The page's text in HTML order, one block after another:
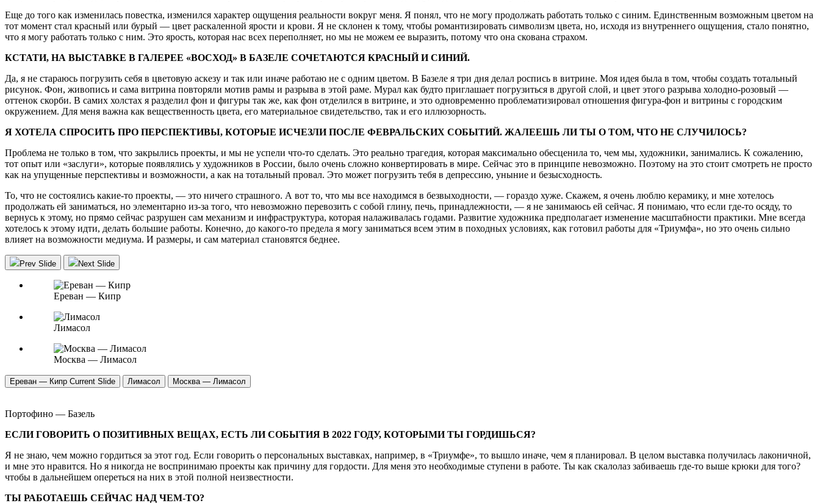
Еще до того как изменилась повестка, изменился характер ощущения реальности вокруг меня. Я понял, что не могу продолжать работать только с синим. Единственным возможным цветом на
тот момент стал красный или бурый — цвет раскаленной ярости и крови. Я не склонен к тому, чтобы романтизировать символизм цвета, но, исходя из внутреннего ощущения, стало понятно,
что я могу работать только с ним. Это ярость, которая нас всех переполняет, но мы не можем ее выразить, потому что она скована страхом.
КСТАТИ, НА ВЫСТАВКЕ В ГАЛЕРЕЕ «ВОСХОД» В БАЗЕЛЕ СОЧЕТАЮТСЯ КРАСНЫЙ И СИНИЙ.
Да, я не стараюсь погрузить себя в цветовую аскезу и так или иначе работаю не с одним цветом. В Базеле я три дня делал роспись в витрине. Моя идея была в том, чтобы создать тотальный
рисунок. Фон, живопись и сама витрина повторяли мотив рамы и разрыва в этой раме. Мурал как будто приглашает погрузиться в другой слой, и цвет этого разрыва холодно-розовый —
оттенок скорби. В самих холстах я разделил фон и фигуры так же, как фон отделился в витрине, и это одновременно проблематизировал отношения фигура-фон и витрины с городским
окружением. Для меня важна как вещественность цвета, его материальное свидетельство, так и его иллюзорность.
Я ХОТЕЛА СПРОСИТЬ ПРО ПЕРСПЕКТИВЫ, КОТОРЫЕ ИСЧЕЗЛИ ПОСЛЕ ФЕВРАЛЬСКИХ СОБЫТИЙ. ЖАЛЕЕШЬ ЛИ ТЫ О ТОМ, ЧТО НЕ СЛУЧИЛОСЬ?
Проблема не только в том, что закрылись проекты, и мы не успели что-то сделать. Это реально трагедия, которая максимально обесценила то, чем мы, художники, занимались. К сожалению,
тот опыт или «заслуги», которые появлялись у художников в России, было очень сложно конвертировать в мире. Сейчас это в принципе невозможно. Поэтому на это стоит смотреть не просто
как на упущенные перспективы и возможности, а как на тотальный провал. Это может погрузить тебя в депрессию, уныние и безысходность.
То, что не состоялись какие-то проекты, — это ничего страшного. А вот то, что мы все находимся в безвыходности, — гораздо хуже. Скажем, я очень люблю керамику, и мне хотелось
продолжать ей заниматься, но элементарно из-за того, что невозможно перевозить с собой глину, печь, принадлежности, — я не занимаюсь ей сейчас. Я понимаю, что если где-то осяду, то
вернусь к этому, но прямо сейчас разрушен сам механизм и инфраструктура, которая налаживалась годами. Развитие художника предполагает изменение масштабности практики. Мне всегда
хотелось к этому идти, делать большие работы. Конечно, до какого-то предела я могу заниматься всем этим в походных условиях, как готовил работы для «Триумфа», но это очень сильно
влияет на возможности медиума. И размеры, и сам материал становятся беднее.
Prev Slide Next Slide
Ереван — Кипр
Лимасол
Москва — Лимасол
Ереван — Кипр Current Slide Лимасол Москва — Лимасол
Портофино — Базель
ЕСЛИ ГОВОРИТЬ О ПОЗИТИВНЫХ ВЕЩАХ, ЕСТЬ ЛИ СОБЫТИЯ В 2022 ГОДУ, КОТОРЫМИ ТЫ ГОРДИШЬСЯ?
Я не знаю, чем можно гордиться за этот год. Если говорить о персональных выставках, например, в «Триумфе», то вышло иначе, чем я планировал. В целом выставка получилась лаконичной,
и мне это нравится. Но я никогда не воспринимаю проекты как причину для гордости. Для меня это необходимые ступени в работе. Ты как скалолаз забиваешь где-то выше крюки для того?
чтобы в дальнейшем опереться на них в этой полной неизвестности.
ТЫ РАБОТАЕШЬ СЕЙЧАС НАД ЧЕМ-ТО?